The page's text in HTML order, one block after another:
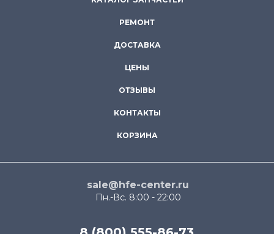
РЕМОНТ
ДОСТАВКА
ЦЕНЫ
ОТЗЫВЫ
КОНТАКТЫ
КОРЗИНА
sale@hfe-center.ru
Пн.-Вс. 8:00 - 22:00